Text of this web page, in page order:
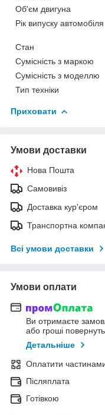
Об'єм двигуна
Рік випуску автомобіля
Стан
Сумісність з маркою
Сумісність з моделлю
Тип техніки
Приховати
Умови доставки
Нова Пошта
Самовивіз
Доставка кур'єром
Транспортна
Всі умови доставки
Умови оплати
Ви отримаєте
або гроші
Детальніше
Оплатити
Післяплата
Готівкою